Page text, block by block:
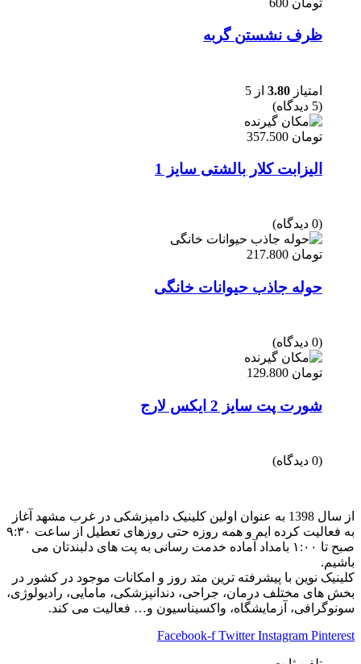
ظرف نشستن گربه
امتیاز 3.80 از 5
(5 دیدگاه)
تومان
الیزابت کلار بالشتی سایز 1
(0 دیدگاه)
تومان
حوله جاذب حیوانات خانگی
(0 دیدگاه)
تومان
شورت پت سایز 2 ایکس لارج
(0 دیدگاه)
از سال 1398 به عنوان اولین کلینیک دامپزشکی در غرب مشهد آغاز
به فعالیت کرده ایم و همه روزه حتی روزهای تعطیل از ساعت ۹:۳۰
صبح تا ۱:۰۰ بامداد آماده خدمت رسانی به پت های دلبندتان می
باشیم.
کلینیک نوین با پیشرفته ترین متد روز و امکانات موجود در کشور در
بخش های مختلف درمان، جراحی، دندانپزشکی، مامایی، رادیولوژی،
سونوگرافی، آزمایشگاه، واکسیناسیون و… فعالیت می کند.
Facebook-f Twitter Instagram Pinterest